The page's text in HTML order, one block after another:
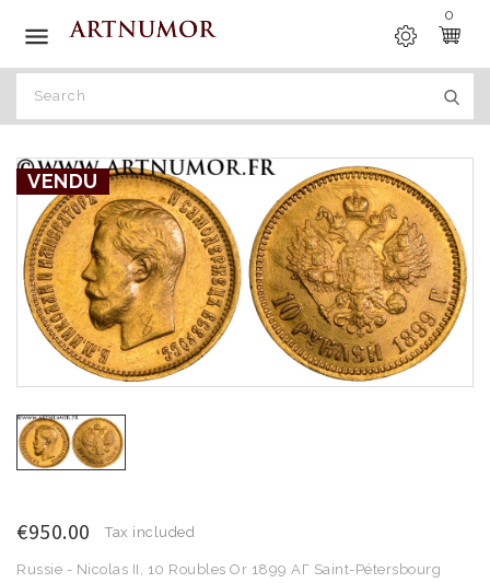

0
VENDU
€950.00 Tax included
Russie - Nicolas II, 10 Roubles Or 1899 АГ Saint-Pétersbourg